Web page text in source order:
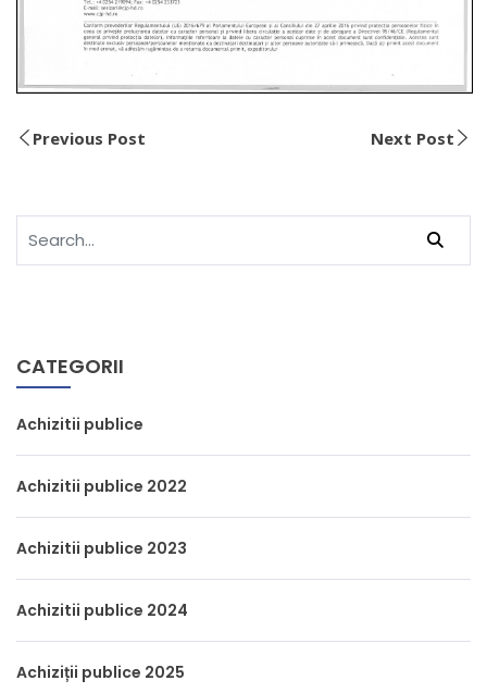
Previous Post Next Post
CATEGORII
Achizitii publice
Achizitii publice 2022
Achizitii publice 2023
Achizitii publice 2024
Achiziții publice 2025